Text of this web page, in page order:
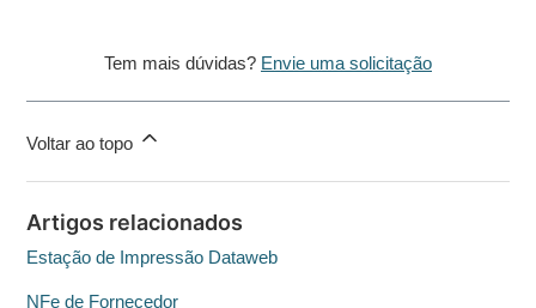
Tem mais dúvidas? Envie uma solicitação
Voltar ao topo
Artigos relacionados
Estação de Impressão Dataweb
NFe de Fornecedor